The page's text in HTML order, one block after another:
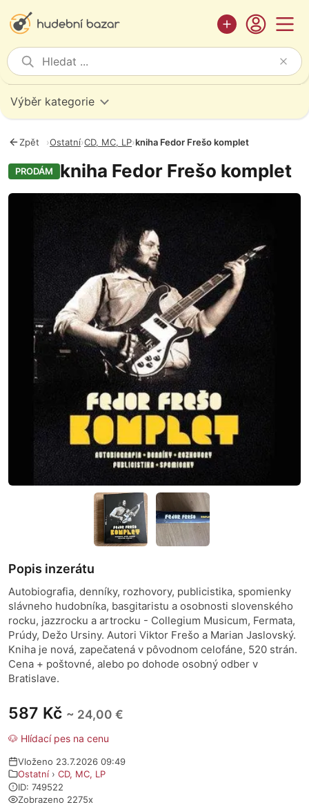
Výběr kategorie
Zpět ›Ostatní›CD, MC, LP›kniha Fedor Frešo komplet
PRODÁM kniha Fedor Frešo komplet
Fotografie
587 Kč ~ 24,00 €
🐶 Hlídací pes na cenu
Vloženo 23.7.2026 09:49
Ostatní › CD, MC, LP
ID: 749522
Zobrazeno 2275x
Popis inzerátu
Autobiografia, denníky, rozhovory, publicistika, spomienky
slávneho hudobníka, basgitaristu a osobnosti slovenského
rocku, jazzrocku a artrocku - Collegium Musicum, Fermata,
Prúdy, Dežo Ursiny. Autori Viktor Frešo a Marian Jaslovský.
Kniha je nová, zapečatená v pôvodnom celofáne, 520 strán.
Cena + poštovné, alebo po dohode osobný odber v
Bratislave.